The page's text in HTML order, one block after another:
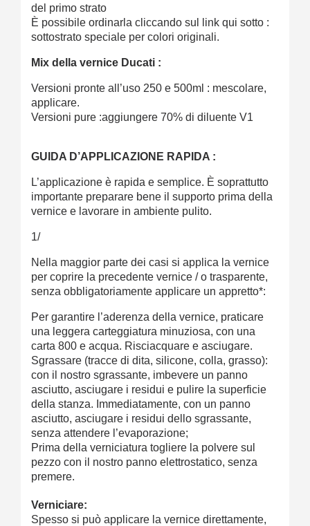
del primo strato
È possibile ordinarla cliccando sul link qui sotto :
sottostrato speciale per colori originali.
Mix della vernice Ducati :
Versioni pronte all’uso 250 e 500ml : mescolare,
applicare.
Versioni pure :aggiungere 70% di diluente V1
GUIDA D’APPLICAZIONE RAPIDA :
L’applicazione è rapida e semplice. È soprattutto
importante preparare bene il supporto prima della
vernice e lavorare in ambiente pulito.
1/
Nella maggior parte dei casi si applica la vernice
per coprire la precedente vernice / o trasparente,
senza obbligatoriamente applicare un appretto*:
Per garantire l’aderenza della vernice, praticare
una leggera carteggiatura minuziosa, con una
carta 800 e acqua. Risciacquare e asciugare.
Sgrassare (tracce di dita, silicone, colla, grasso):
con il nostro sgrassante, imbevere un panno
asciutto, asciugare i residui e pulire la superficie
della stanza. Immediatamente, con un panno
asciutto, asciugare i residui dello sgrassante,
senza attendere l’evaporazione;
Prima della verniciatura togliere la polvere sul
pezzo con il nostro panno elettrostatico, senza
premere.
Verniciare:
Spesso si può applicare la vernice direttamente,